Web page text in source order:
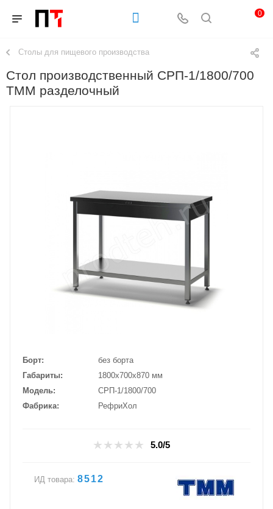
0
Столы для пищевого производства
Стол производственный СРП-1/1800/700
ТММ разделочный
Борт
без борта
Габариты
1800х700х870 мм
Модель
СРП-1/1800/700
Фабрика
РефриХол
5.0/5
ИД товара: 8512